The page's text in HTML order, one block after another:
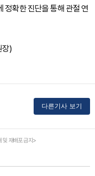
정확한 진단을 통해 관절 연
장)
다른기사 보기
및 재배포 금지>